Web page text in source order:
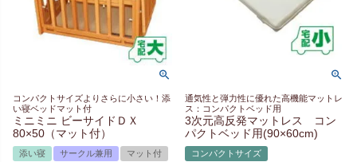
コンパクトサイズよりさらに小さい！添
い寝ベッドマット付
ミニミニ ビーサイドＤＸ
80×50（マット付）
添い寝 サークル兼用 マット付
通気性と弾力性に優れた高機能マットレ
ス：コンパクトベッド用
3次元高反発マットレス コン
パクトベッド用(90×60cm)
コンパクトサイズ